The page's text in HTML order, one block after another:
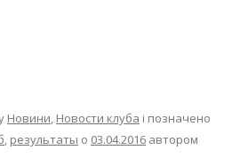
Новини, Новости клуба і позначено
, результаты о 03.04.2016 автором